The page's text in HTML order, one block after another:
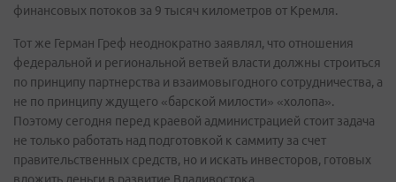
финансовых потоков за 9 тысяч километров от Кремля.
Тот же Герман Греф неоднократно заявлял, что отношения
федеральной и региональной ветвей власти должны строиться
по принципу партнерства и взаимовыгодного сотрудничества, а
не по принципу ждущего «барской милости» «холопа».
Поэтому сегодня перед краевой администрацией стоит задача
не только работать над подготовкой к саммиту за счет
правительственных средств, но и искать инвесторов, готовых